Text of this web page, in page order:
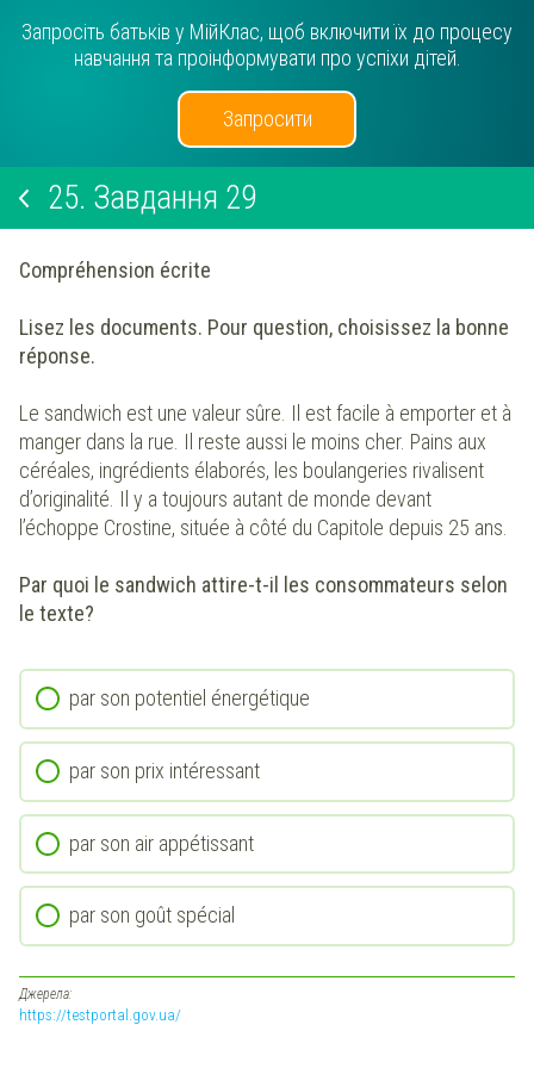
Запросіть батьків у МійКлас, щоб включити їх до процесу
навчання та проінформувати про успіхи дітей.
Запросити
25. Завдання 29
Compréhension écrite
Lisez les documents. Pour question, choisissez la bonne
réponse.
Le sandwich est une valeur sûre. Il est facile à emporter et à
manger dans la rue. Il reste aussi le moins cher. Pains aux
céréales, ingrédients élaborés, les boulangeries rivalisent
d’originalité. Il y a toujours autant de monde devant
l’échoppe Crostine, située à côté du Capitole depuis 25 ans.
Par quoi le sandwich attire-t-il les consommateurs selon
le texte?
par son potentiel énergétique
par son prix intéressant
par son air appétissant
par son goût spécial
Джерела:
https://testportal.gov.ua/